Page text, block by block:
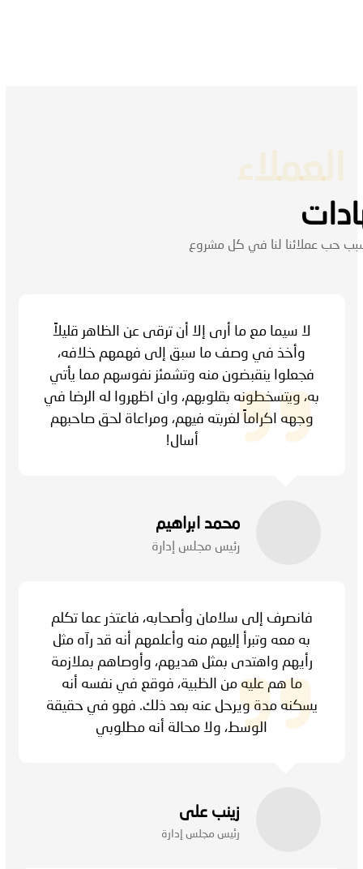
العملاء
حب عملائنا لنا في كل مشروع
لا سيما مع ما أرى إلا أن ترقى عن الظاهر قليلاً
وأخذ في وصف ما سبق إلى فهمهم خلافه،
فجعلوا ينقبضون منه وتشمئز نفوسهم مما يأتي
به، ويتسخطونه بقلوبهم، وان اظهروا له الرضا في
وجهه اكراماً لغربته فيهم، ومراعاة لحق صاحبهم
أسال!
محمد ابراهیم
رئيس مجلس إدارة
فانصرف إلى سلامان وأصحابه، فاعتذر عما تكلم
به معه وتبرأ إليهم منه وأعلمهم أنه قد رآه مثل
رأيهم واهتدى بمثل هديهم، وأوصاهم بملازمة
ما هم عليه من الظبية، فوقع في نفسه أنه
يسكنه مدة ويرحل عنه بعد ذلك. فهو في حقيقة
الوسط، ولا محالة أنه مطلوبي
زینب علی
رئيس مجلس إدارة